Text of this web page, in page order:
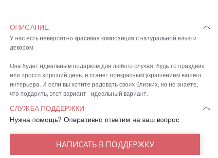
ОПИСАНИЕ
У нас есть невероятно красивая композиция с натуральной елью и
декором.
Она будет идеальным подарком для любого случая, будь то праздник
или просто хороший день, и станет прекрасным украшением вашего
интерьера. И если вы хотите радовать своих близких, но не знаете,
что подарить, этот вариант - идеальный вариант.
СЛУЖБА ПОДДЕРЖКИ
Нужна помощь? Оперативно ответим на ваш вопрос
НАПИСАТЬ В ПОДДЕРЖКУ